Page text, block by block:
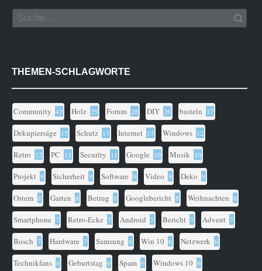
THEMEN-SCHLAGWORTE
Community 42 Holz 29 Forum 28 DIY 26 basteln 17
Dekupiersäge 15 Schutz 13 Internet 13 Windows 12
Retro 12 PC 11 Security 11 Google 10 Musik 10
Projekt 9 Sicherheit 9 Software 9 Video 9 Deko 9
Ostern 8 Garten 8 Betrug 8 Googlebericht 8 Weihnachten 8
Smartphone 7 Retro-Ecke 7 Android 7 Bericht 7 Advent 7
Bosch 7 Hardware 7 Samsung 6 Win 10 6 Netzwerk 6
Technikfans 6 Geburtstag 6 Spam 6 Windows 10 6